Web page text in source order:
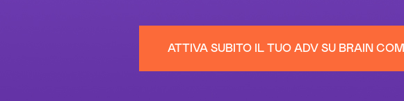
ATTIVA SUBITO IL TUO ADV SU BRAIN